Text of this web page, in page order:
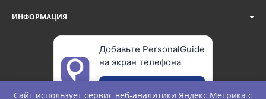
ИНФОРМАЦИЯ
Добавьте PersonalGuide
на экран телефона
Сайт использует сервис веб-аналитики Яндекс Метрика с